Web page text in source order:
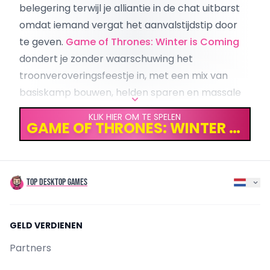
belegering terwijl je alliantie in de chat uitbarst
omdat iemand vergat het aanvalstijdstip door
te geven. Game of Thrones: Winter is Coming
dondert je zonder waarschuwing het
troonveroveringsfeestje in, met een mix van
basiskamp bouwen, helden sparen en massale
PvP—alles gehuld in die stoffige, gevaarlijke
Game of Thrones-sfeer. Wil je weten of het
meer show dan inhoud is? Trek je mantel aan,
let’s go.
VAN MODDERPLEKJE TOT DYNASTIE: DE
een kluit modder, en een opdringerige meneer
Chris die maar bleef zeuren over mijn
KLIK HIER OM TE SPELEN
GAME OF THRONES: WINTER IS COMING
TOP DESKTOP GAMES
GELD VERDIENEN
Partners